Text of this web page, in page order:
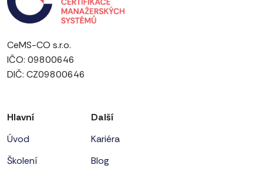
CeMS-CO s.r.o.
IČO: 09800646
DIČ: CZ09800646
Hlavní
Úvod
Školení
Další
Kariéra
Blog